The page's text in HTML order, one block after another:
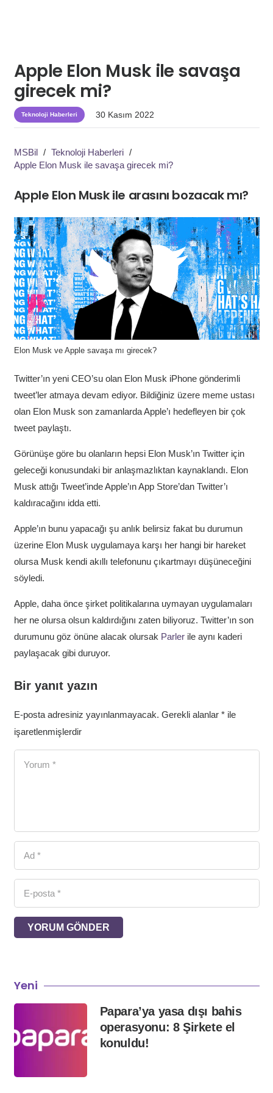
Apple Elon Musk ile savaşa
girecek mi?
Teknoloji Haberleri 30 Kasım 2022
MSBil / Teknoloji Haberleri /
Apple Elon Musk ile savaşa girecek mi?
Apple Elon Musk ile arasını bozacak mı?
Elon Musk ve Apple savaşa mı girecek?
Twitter’ın yeni CEO’su olan Elon Musk iPhone gönderimli
tweet’ler atmaya devam ediyor. Bildiğiniz üzere meme ustası
olan Elon Musk son zamanlarda Apple’ı hedefleyen bir çok
tweet paylaştı.
Görünüşe göre bu olanların hepsi Elon Musk’ın Twitter için
geleceği konusundaki bir anlaşmazlıktan kaynaklandı. Elon
Musk attığı Tweet’inde Apple’ın App Store’dan Twitter’ı
kaldıracağını idda etti.
Apple’ın bunu yapacağı şu anlık belirsiz fakat bu durumun
üzerine Elon Musk uygulamaya karşı her hangi bir hareket
olursa Musk kendi akıllı telefonunu çıkartmayı düşüneceğini
söyledi.
Apple, daha önce şirket politikalarına uymayan uygulamaları
her ne olursa olsun kaldırdığını zaten biliyoruz. Twitter’ın son
durumunu göz önüne alacak olursak Parlerile aynı kaderi
paylaşacak gibi duruyor.
Bir yanıt yazın
E-posta adresiniz yayınlanmayacak. Gerekli alanlar *ile
işaretlenmişlerdir
YORUM GÖNDER
Yeni
Papara’ya yasa dışı bahis
operasyonu: 8 Şirkete el
konuldu!